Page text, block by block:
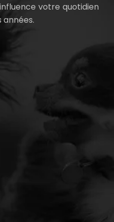
votre quotidien